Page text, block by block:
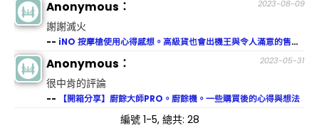
2023-08-09
Anonymous：
謝謝滅火
-- iNO 按摩槍使用心得感想。高級貨也會出機王與令人滿意的售後服務
2023-05-31
Anonymous：
很中肯的評論
-- 【開箱分享】廚餘大師PRO。廚餘機。一些購買後的心得與想法
編號 1-5, 總共: 28